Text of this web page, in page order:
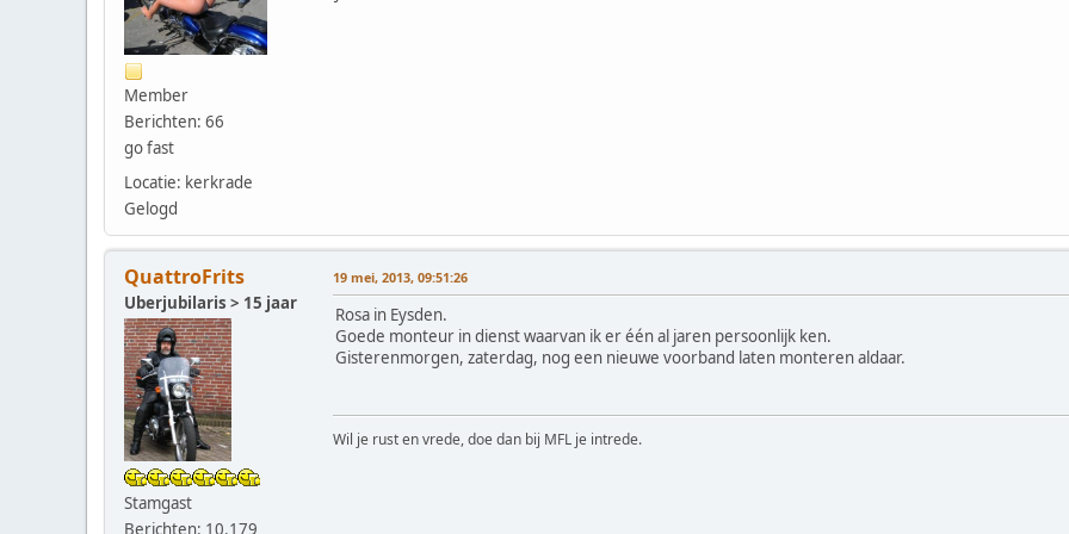
Member
Berichten: 66
go fast
Locatie: kerkrade
Gelogd
QuattroFrits
Uberjubilaris > 15 jaar
Stamgast
Berichten: 10.179
19 mei, 2013, 09:51:26
Rosa in Eysden.
Goede monteur in dienst waarvan ik er één al jaren persoonlijk ken.
Gisterenmorgen, zaterdag, nog een nieuwe voorband laten monteren aldaar.
Wil je rust en vrede, doe dan bij MFL je intrede.